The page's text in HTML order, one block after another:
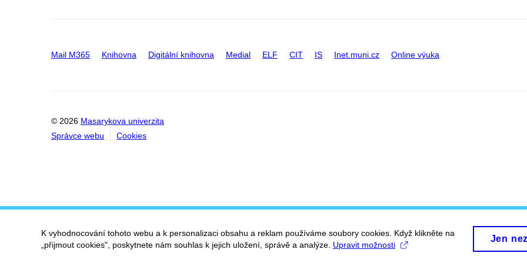
Mail M365 Knihovna Digitální knihovna Medial ELF CIT IS Inet.muni.cz Online výuka
© 2026 Masarykova univerzita
Správce webu
Cookies
K vyhodnocování tohoto webu a k personalizaci obsahu a reklam používáme soubory cookies. Když klikněte na
„přijmout cookies", poskytnete nám souhlas k jejich uložení, správě a analýze. Upravit možnosti
Jen